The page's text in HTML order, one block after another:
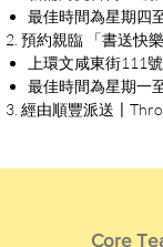
最佳時間為星期四
2. 預約親臨 「書送快
上環文咸東街111
最佳時間為星期一
3. 經由順豐派送〡
Core